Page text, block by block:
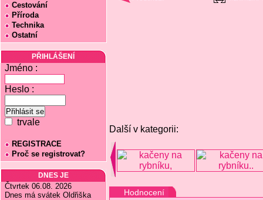
Cestování
Příroda
Technika
Ostatní
PŘIHLÁŠENÍ
Jméno :
Heslo :
trvale
REGISTRACE
Proč se registrovat?
DNES JE
Čtvrtek 06.08. 2026
Dnes má svátek Oldřiška
Další v kategorii:
Hodnocení